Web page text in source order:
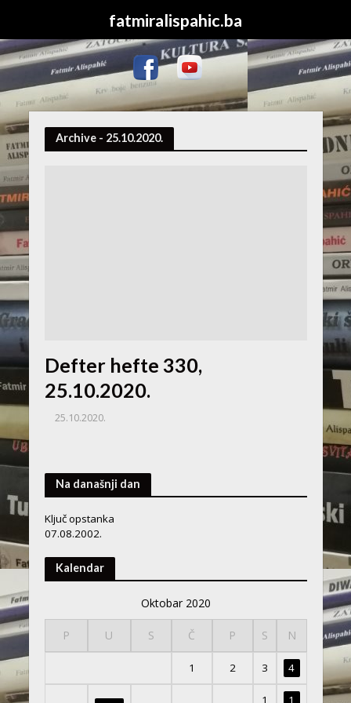
fatmiralispahic.ba
Archive - 25.10.2020.
Defter hefte 330,
25.10.2020.
25.10.2020.
Na današnji dan
Ključ opstanka
07.08.2002.
Kalendar
Oktobar 2020
P U S Č P S N
1 2 3 4
1 1